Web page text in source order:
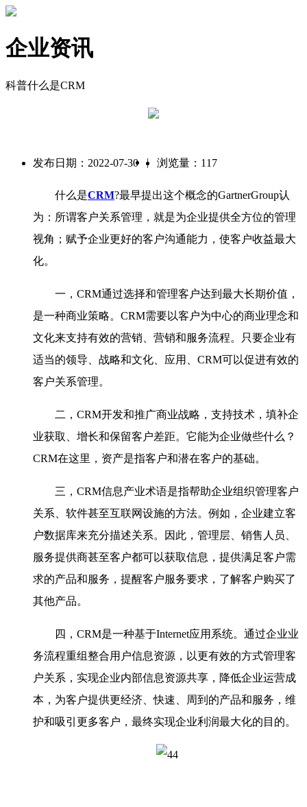
企业资讯
科普什么是CRM
发布日期：2022-07-30 | 浏览量：117
什么是CRM?最早提出这个概念的GartnerGroup认
为：所谓客户关系管理，就是为企业提供全方位的管理
视角；赋予企业更好的客户沟通能力，使客户收益最大
化。
一， CRM通过选择和管理客户达到最大长期价值，
是一种商业策略。 CRM需要以客户为中心的商业理念和
文化来支持有效的营销、营销和服务流程。只要企业有
适当的领导、战略和文化、应用、 CRM可以促进有效的
客户关系管理。
二， CRM开发和推广商业战略，支持技术，填补企
业获取、增长和保留客户差距。它能为企业做些什么？
CRM在这里，资产是指客户和潜在客户的基础。
三， CRM信息产业术语是指帮助企业组织管理客户
关系、软件甚至互联网设施的方法。例如，企业建立客
户数据库来充分描述关系。因此，管理层、销售人员、
服务提供商甚至客户都可以获取信息，提供满足客户需
求的产品和服务，提醒客户服务要求，了解客户购买了
其他产品。
四， CRM是一种基于Internet应用系统。通过企业业
务流程重组整合用户信息资源，以更有效的方式管理客
户关系，实现企业内部信息资源共享，降低企业运营成
本，为客户提供更经济、快速、周到的产品和服务，维
护和吸引更多客户，最终实现企业利润最大化的目的。